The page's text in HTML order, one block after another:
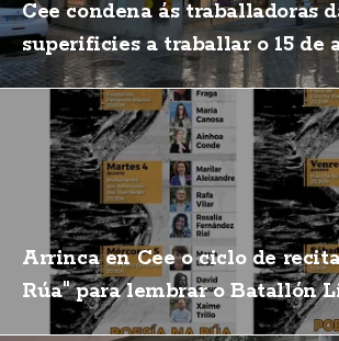
Cee condena ás traballadoras
superificies a traballar o 15 de
Arrinca en Cee o ciclo de
Rúa" para lembrar o Batallón